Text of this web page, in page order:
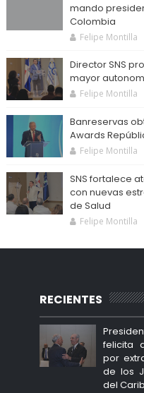
mando
Colombia
Felipe Montilla
Director SNS
mayor
Felipe Montilla
Banreservas
Awards
Felipe Montilla
SNS fortalece
con nuevas
de Salud
Felipe Montilla
RECIENTES
felicita
por
de los
del